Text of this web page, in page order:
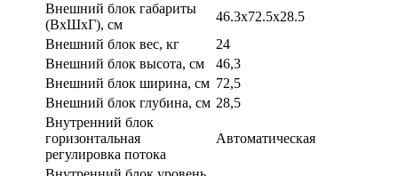
Внешний блок габариты
(ВхШхГ), см
46.3x72.5x28.5
Внешний блок вес, кг
24
Внешний блок высота, см
46,3
Внешний блок ширина, см 72,5
Внешний блок глубина, см 28,5
Внутренний блок
горизонтальная
регулировка потока
Автоматическая